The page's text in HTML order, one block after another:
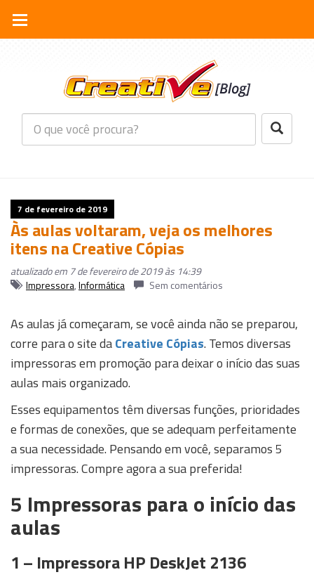
7 de fevereiro de 2019
Às aulas voltaram, veja os melhores
itens na Creative Cópias
atualizado em 7 de fevereiro de 2019 às 14:39
Impressora,Informática Sem comentários
As aulas já começaram, se você ainda não se preparou,
corre para o site daCreative Cópias. Temos diversas
impressoras em promoção para deixar o início das suas
aulas mais organizado.
Esses equipamentos têm diversas funções, prioridades
e formas de conexões, que se adequam perfeitamente
a sua necessidade. Pensando em você, separamos 5
impressoras. Compre agora a sua preferida!
5 Impressoras para o início das
aulas
1 – Impressora HP DeskJet 2136